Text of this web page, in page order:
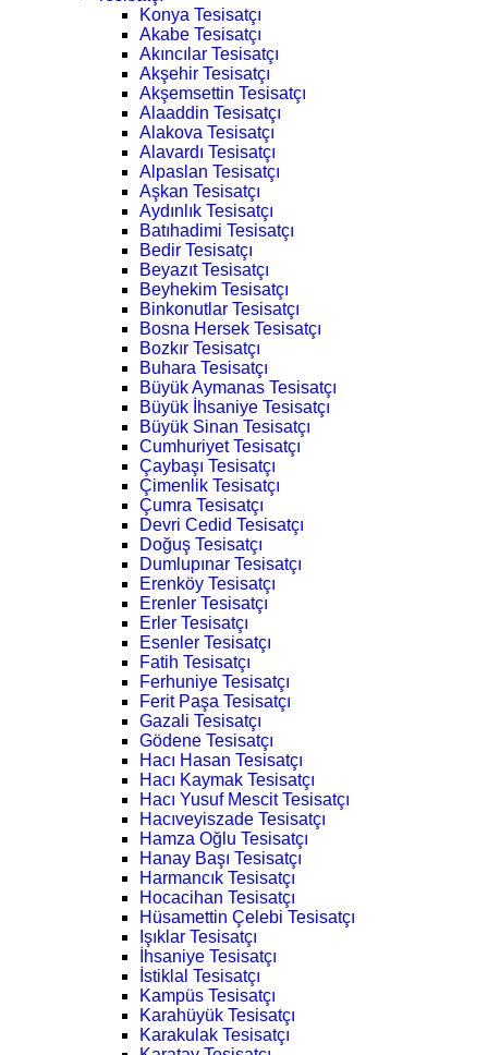
Konya Tesisatçı
Akabe Tesisatçı
Akıncılar Tesisatçı
Akşehir Tesisatçı
Akşemsettin Tesisatçı
Alaaddin Tesisatçı
Alakova Tesisatçı
Alavardı Tesisatçı
Alpaslan Tesisatçı
Aşkan Tesisatçı
Aydınlık Tesisatçı
Batıhadimi Tesisatçı
Bedir Tesisatçı
Beyazıt Tesisatçı
Beyhekim Tesisatçı
Binkonutlar Tesisatçı
Bosna Hersek Tesisatçı
Bozkır Tesisatçı
Buhara Tesisatçı
Büyük Aymanas Tesisatçı
Büyük İhsaniye Tesisatçı
Büyük Sinan Tesisatçı
Cumhuriyet Tesisatçı
Çaybaşı Tesisatçı
Çimenlik Tesisatçı
Çumra Tesisatçı
Devri Cedid Tesisatçı
Doğuş Tesisatçı
Dumlupınar Tesisatçı
Erenköy Tesisatçı
Erenler Tesisatçı
Erler Tesisatçı
Esenler Tesisatçı
Fatih Tesisatçı
Ferhuniye Tesisatçı
Ferit Paşa Tesisatçı
Gazali Tesisatçı
Gödene Tesisatçı
Hacı Hasan Tesisatçı
Hacı Kaymak Tesisatçı
Hacı Yusuf Mescit Tesisatçı
Hacıveyiszade Tesisatçı
Hamza Oğlu Tesisatçı
Hanay Başı Tesisatçı
Harmancık Tesisatçı
Hocacihan Tesisatçı
Hüsamettin Çelebi Tesisatçı
Işıklar Tesisatçı
İhsaniye Tesisatçı
İstiklal Tesisatçı
Kampüs Tesisatçı
Karahüyük Tesisatçı
Karakulak Tesisatçı